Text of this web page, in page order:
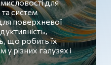
для
систем
поверхневої
що робить їх
різних галузях і